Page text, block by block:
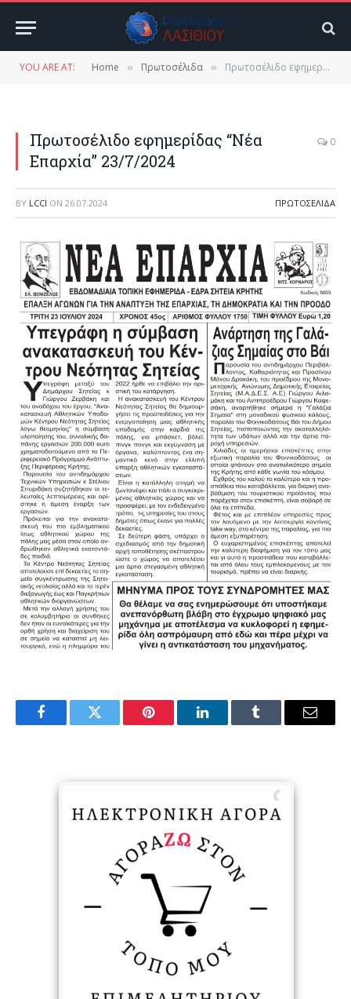
YOU ARE AT: Home » Πρωτοσέλιδα » Πρωτοσέλιδο εφημερίδας “Νέα Επαρχία” 23/7/2024
Πρωτοσέλιδο εφημερίδας “Νέα
Επαρχία” 23/7/2024
0
BY LCCI ON 26.07.2024 ΠΡΩΤΟΣΈΛΙΔΑ
FacebookTwitter Pinterest LinkedInTumblr Email